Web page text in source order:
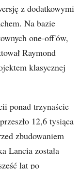
z dodatkowymi
Na bazie
one-off'ów,
Raymond
klasycznej
ponad trzynaście
12,6 tysiąca
zbudowaniem
Lancia została
lat po